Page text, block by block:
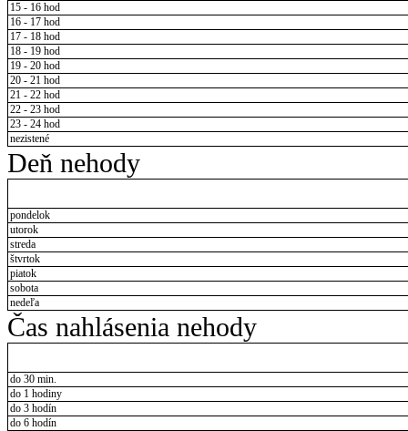
15 - 16 hod
16 - 17 hod
17 - 18 hod
18 - 19 hod
19 - 20 hod
20 - 21 hod
21 - 22 hod
22 - 23 hod
23 - 24 hod
nezistené
Deň nehody
pondelok
utorok
streda
štvrtok
piatok
sobota
nedeľa
Čas nahlásenia nehody
do 30 min.
do 1 hodiny
do 3 hodín
do 6 hodín